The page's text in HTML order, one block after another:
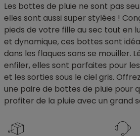
Les bottes de pluie ne sont pas
elles sont aussi super stylées !
pieds de votre fille au sec tout en
et dynamique, ces bottes sont
dans les flaques sans se mouiller.
enfiler, elles sont parfaites pour
et les sorties sous le ciel gris.
une paire de bottes de pluie pour
profiter de la pluie avec un grand